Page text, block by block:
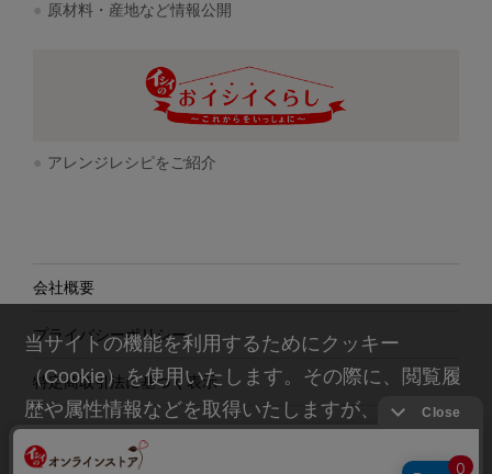
原材料・産地など情報公開
アレンジレシピをご紹介
会社概要
プライバシーポリシー
特定商取引法に基づく表示
当サイトの機能を利用するためにクッキー
（Cookie）を使用いたします。その際に、閲覧履
歴や属性情報などを取得いたしますが、お客様の
個人情報を特定することは行っておりません。詳